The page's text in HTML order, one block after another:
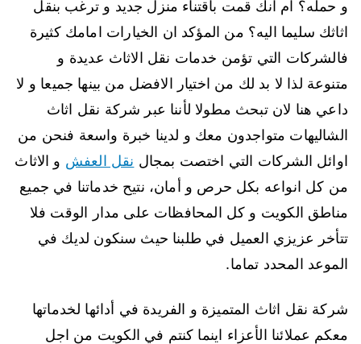
و حمله؟ ام انك قمت باقتناء منزل جديد و ترغب بنقل
اثاثك سليما اليه؟ من المؤكد ان الخيارات امامك كثيرة
فالشركات التي تؤمن خدمات نقل الاثاث عديدة و
متنوعة لذا لا بد لك من اختيار الافضل من بينها جميعا و لا
داعي هنا لان تبحث مطولا لأننا عبر شركة نقل اثاث
الشاليهات متواجدون معك و لدينا خبرة واسعة فنحن من
اوائل الشركات التي اختصت بمجال نقل العفش و الاثاث
من كل انواعه بكل حرص و أمان، نتيح خدماتنا في جميع
مناطق الكويت و كل المحافظات على مدار الوقت فلا
تتأخر عزيزي العميل في طلبنا حيث سنكون لديك في
الموعد المحدد تماما.
شركة نقل اثاث المتميزة و الفريدة في أدائها لخدماتها
معكم عملائنا الأعزاء اينما كنتم في الكويت من اجل